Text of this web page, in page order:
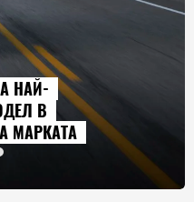
НАЙ-
В
МАРКАТА